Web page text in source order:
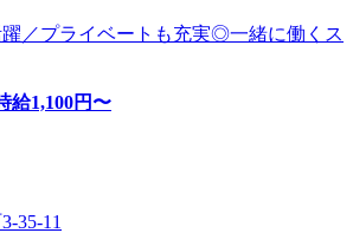
／プライベートも充実◎一緒に働くス
給1,100円〜
35-11